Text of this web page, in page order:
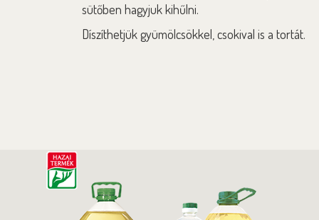
sütőben hagyjuk kihűlni.
Díszíthetjük gyümölcsökkel, csokival is a tortát.